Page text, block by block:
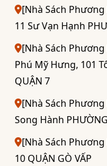
[Nhà Sách
11 Sư Vạn Hạnh
[Nhà Sách
Phú Mỹ Hưng, 101
QUẬN 7
[Nhà Sách Phương
Song Hành
[Nhà Sách
10 QUẬN GÒ VẤP